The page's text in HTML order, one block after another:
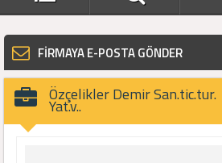
FİRMAYA E-POSTA GÖNDER
Özçelikler Demir San.tic.tur.
Yat.v..